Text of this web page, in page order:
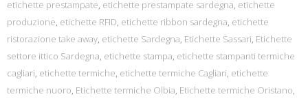
etichette prestampate, etichette prestampate sardegna, etichette
produzione, etichette RFID, etichette ribbon sardegna, etichette
ristorazione take away, etichette Sardegna, Etichette Sassari, Etichette
settore ittico Sardegna, etichette stampa, etichette stampanti termiche
cagliari, etichette termiche, etichette termiche Cagliari, etichette
termiche nuoro, Etichette termiche Olbia, Etichette termiche Oristano,